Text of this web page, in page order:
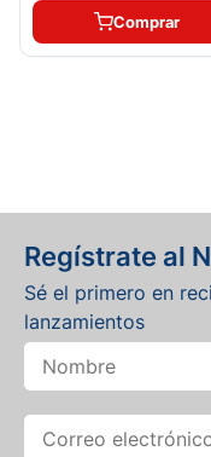
Comprar
Regístrate al
Sé el primero en
lanzamientos